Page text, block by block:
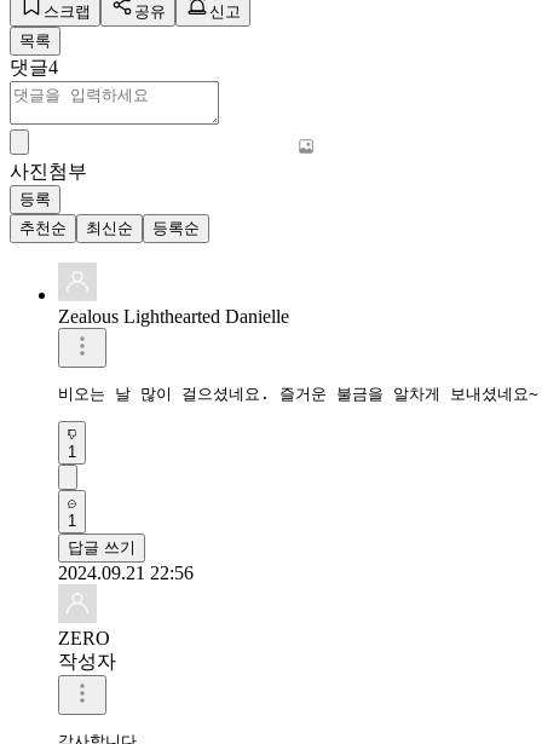
스크랩 공유
신고
목록
댓글4
사진첨부
등록
추천순
최신순 등록순
Zealous Lighthearted Danielle
비오는 날 많이 걸으셨네요. 즐거운 불금을 알차게 보내셨네요~
1
1
답글 쓰기
2024.09.21 22:56
ZERO
작성자